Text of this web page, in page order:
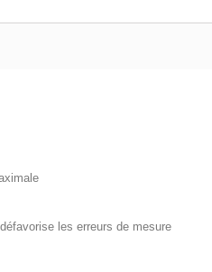
les erreurs de mesure